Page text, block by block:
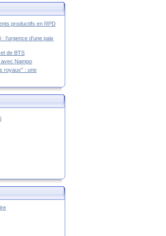
productifs en RPD
l’urgence d’une paix
de BTS
avec Nampo
royaux" : une